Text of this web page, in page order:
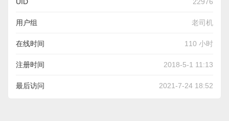
用户组 老司机
在线时间 110 小时
注册时间 2018-5-1 11:13
最后访问 2021-7-24 18:52